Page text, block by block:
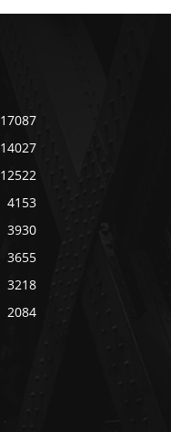
17087
14027
12522
4153
3930
3655
3218
2084